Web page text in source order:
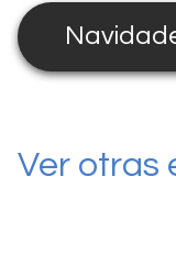
Ver otras